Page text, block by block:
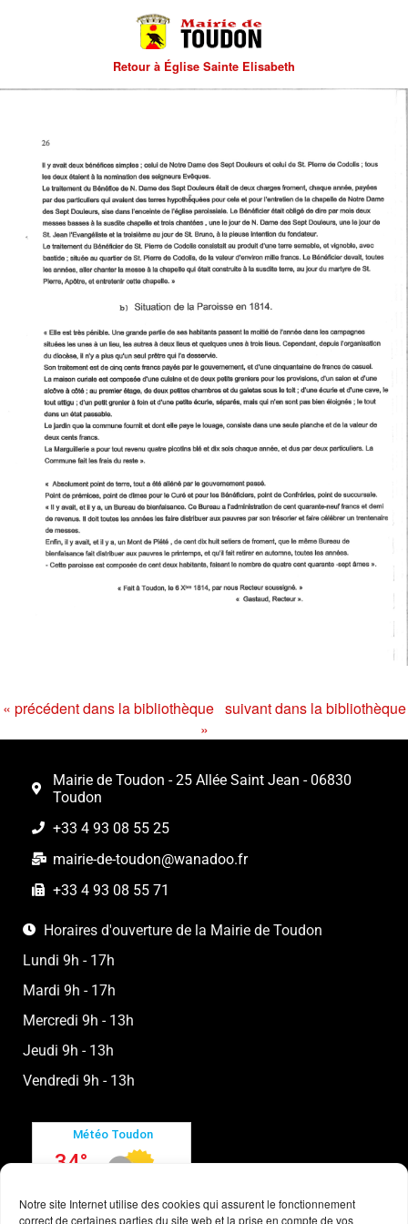
Notre site Internet utilise des cookies qui assurent le fonctionnement
correct de certaines parties du site web et la prise en compte de vos
Retour à Église Sainte Elisabeth
« précédent dans la bibliothèque suivant dans la bibliothèque
»
Mairie de Toudon - 25 Allée Saint Jean - 06830
Toudon
+33 4 93 08 55 25
mairie-de-toudon@wanadoo.fr
+33 4 93 08 55 71
Horaires d'ouverture de la Mairie de Toudon
Lundi 9h - 17h
Mardi 9h - 17h
Mercredi 9h - 13h
Jeudi 9h - 13h
Vendredi 9h - 13h